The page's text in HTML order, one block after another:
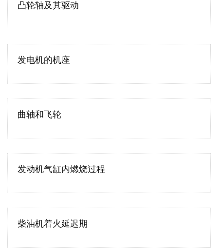
凸轮轴及其驱动
发电机的机座
曲轴和飞轮
发动机气缸内燃烧过程
柴油机着火延迟期